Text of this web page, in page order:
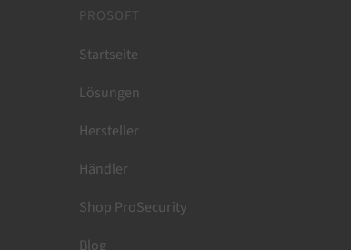
PROSOFT
Startseite
Lösungen
Hersteller
Händler
Shop ProSecurity
Blog